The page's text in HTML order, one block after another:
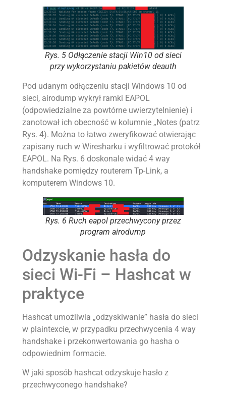
Rys. 5 Odłączenie stacji Win10 od sieci
przy wykorzystaniu pakietów deauth
Pod udanym odłączeniu stacji Windows 10 od
sieci, airodump wykrył ramki EAPOL
(odpowiedzialne za powtórne uwierzytelnienie) i
zanotował ich obecność w kolumnie „Notes (patrz
Rys. 4). Można to łatwo zweryfikować otwierając
zapisany ruch w Wiresharku i wyfiltrować protokół
EAPOL. Na Rys. 6 doskonale widać 4 way
handshake pomiędzy routerem Tp-Link, a
komputerem Windows 10.
Rys. 6 Ruch eapol przechwycony przez
program airodump
Odzyskanie hasła do
sieci Wi-Fi – Hashcat w
praktyce
Hashcat umożliwia „odzyskiwanie” hasła do sieci
w plaintexcie, w przypadku przechwycenia 4 way
handshake i przekonwertowania go hasha o
odpowiednim formacie.
W jaki sposób hashcat odzyskuje hasło z
przechwyconego handshake?